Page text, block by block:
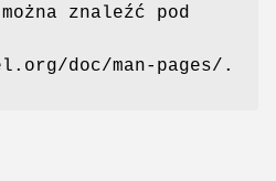
znaleźć pod
doc/man-pages/.